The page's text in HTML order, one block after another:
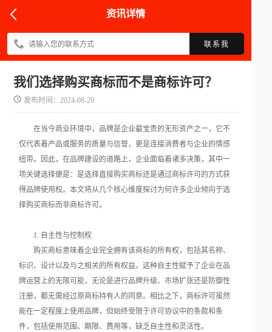
资讯详情
联系我
我们选择购买商标而不是商标许可？
发布时间：2024-08-29
在当今商业环境中，品牌是企业最宝贵的无形资产之一，它不
仅代表着产品或服务的质量与信誉，更是连接消费者与企业的情感
纽带。因此，在品牌建设的道路上，企业面临着诸多决策，其中一
项关键选择便是：是选择直接购买商标还是通过商标许可的方式获
得品牌使用权。本文将从几个核心维度探讨为何许多企业倾向于选
择购买商标而非商标许可。
1. 自主性与控制权
购买商标意味着企业完全拥有该商标的所有权，包括其名称、
标识、设计以及与之相关的所有权益。这种自主性赋予了企业在品
牌运营上的无限可能，无论是进行品牌升级、市场扩张还是防御性
注册，都无需经过原商标持有人的同意。相比之下，商标许可虽然
能在一定程度上使用品牌，但始终受限于许可协议中的条款和条
件，包括使用范围、期限、费用等，缺乏自主性和灵活性。